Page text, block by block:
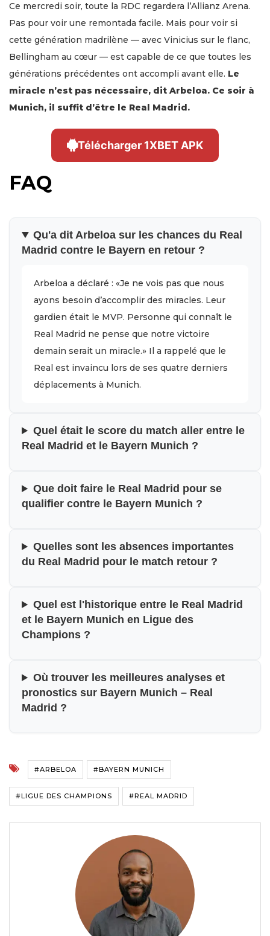
Ce mercredi soir, toute la RDC regardera l’Allianz Arena.
Pas pour voir une remontada facile. Mais pour voir si
cette génération madrilène — avec Vinicius sur le flanc,
Bellingham au cœur — est capable de ce que toutes les
générations précédentes ont accompli avant elle. Le
miracle n’est pas nécessaire, dit Arbeloa. Ce soir à
Munich, il suffit d’être le Real Madrid.
Télécharger 1XBET APK
FAQ
Qu'a dit Arbeloa sur les chances du Real
Madrid contre le Bayern en retour ?
Arbeloa a déclaré : «Je ne vois pas que nous
ayons besoin d’accomplir des miracles. Leur
gardien était le MVP. Personne qui connaît le
Real Madrid ne pense que notre victoire
demain serait un miracle.» Il a rappelé que le
Real est invaincu lors de ses quatre derniers
déplacements à Munich.
Quel était le score du match aller entre le
Real Madrid et le Bayern Munich ?
Que doit faire le Real Madrid pour se
qualifier contre le Bayern Munich ?
Quelles sont les absences importantes
du Real Madrid pour le match retour ?
Quel est l'historique entre le Real Madrid
et le Bayern Munich en Ligue des
Champions ?
Où trouver les meilleures analyses et
pronostics sur Bayern Munich – Real
Madrid ?
#ARBELOA #BAYERN MUNICH
#LIGUE DES CHAMPIONS #REAL MADRID